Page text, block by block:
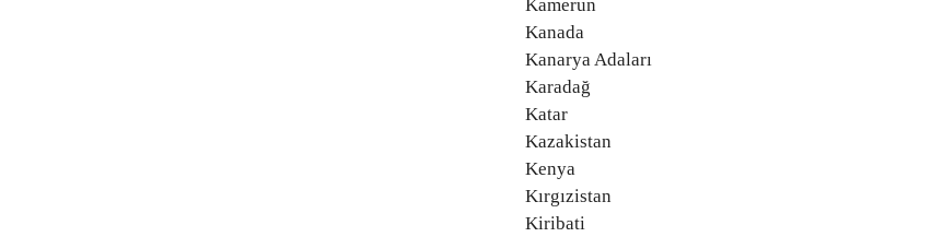
Kamerun
Kanada
Kanarya Adaları
Karadağ
Katar
Kazakistan
Kenya
Kırgızistan
Kiribati